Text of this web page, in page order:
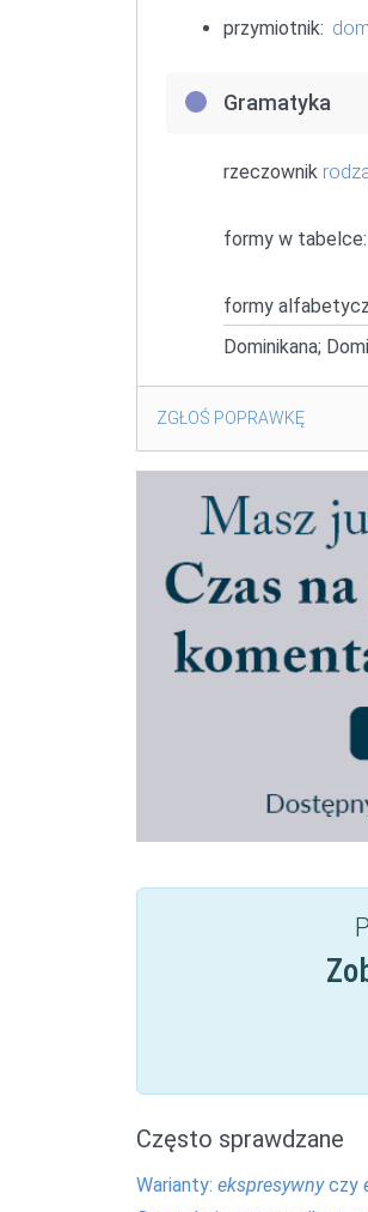
przymiotnik:
Gramatyka
rzeczownik
formy w tabelce:
formy
Dominikana;
ZGŁOŚ POPRAWKĘ
Często sprawdzane
Warianty: ekspresywnyczy